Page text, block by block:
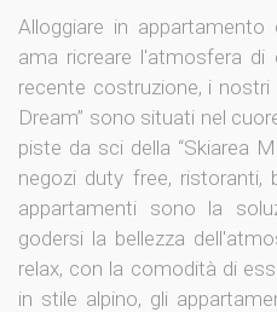
Alloggiare in
ama ricreare l'atmosfera di
recente costruzione, i nostri
Dream” sono situati nel
piste da sci della “Skiarea
negozi duty free,
appartamenti sono la
godersi la bellezza
relax, con la comodità di
in stile alpino, gli